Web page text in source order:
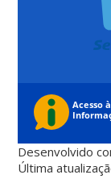
Desenvolvido
Última